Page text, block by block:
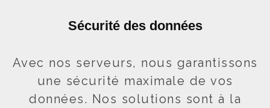
Sécurité des données
Avec nos serveurs, nous garantissons
une sécurité maximale de vos
données. Nos solutions sont à la